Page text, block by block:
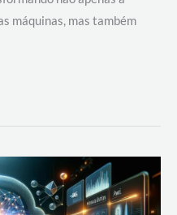
máquinas, mas também